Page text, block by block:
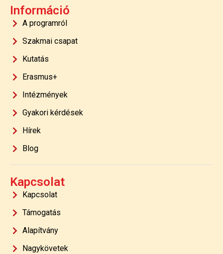
Információ
A programról
Szakmai csapat
Kutatás
Erasmus+
Intézmények
Gyakori kérdések
Hírek
Blog
Kapcsolat
Kapcsolat
Támogatás
Alapítvány
Nagykövetek